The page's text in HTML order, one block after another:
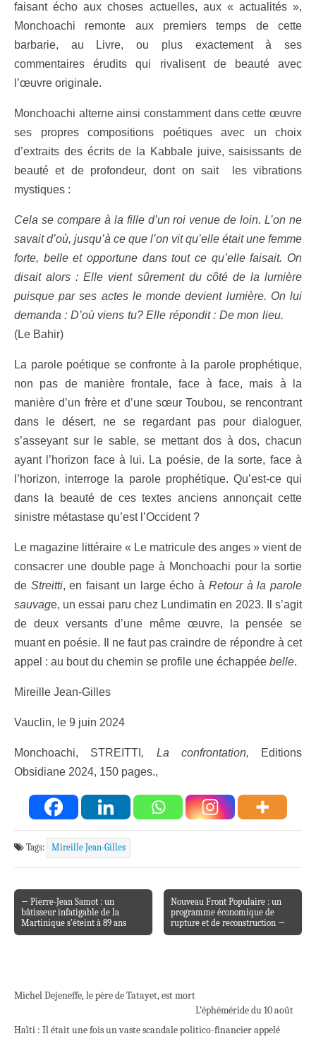
faisant écho aux choses actuelles, aux « actualités »,
Monchoachi remonte aux premiers temps de cette
barbarie, au Livre, ou plus exactement à ses
commentaires érudits qui rivalisent de beauté avec
l’œuvre originale.
Monchoachi alterne ainsi constamment dans cette œuvre
ses propres compositions poétiques avec un choix
d’extraits des écrits de la Kabbale juive, saisissants de
beauté et de profondeur, dont on sait les vibrations
mystiques :
Cela se compare à la fille d’un roi venue de loin. L’on ne
savait d’où, jusqu’à ce que l’on vit qu’elle était une femme
forte, belle et opportune dans tout ce qu’elle faisait. On
disait alors : Elle vient sûrement du côté de la lumière
puisque par ses actes le monde devient lumière. On lui
demanda : D’où viens tu? Elle répondit : De mon lieu.
(Le Bahir)
La parole poétique se confronte à la parole prophétique,
non pas de manière frontale, face à face, mais à la
manière d’un frère et d’une sœur Toubou, se rencontrant
dans le désert, ne se regardant pas pour dialoguer,
s’asseyant sur le sable, se mettant dos à dos, chacun
ayant l’horizon face à lui. La poésie, de la sorte, face à
l’horizon, interroge la parole prophétique. Qu’est-ce qui
dans la beauté de ces textes anciens annonçait cette
sinistre métastase qu’est l’Occident ?
Le magazine littéraire « Le matricule des anges » vient de
consacrer une double page à Monchoachi pour la sortie
de Streitti, en faisant un large écho à Retour à la parole
sauvage, un essai paru chez Lundimatin en 2023. Il s’agit
de deux versants d’une même œuvre, la pensée se
muant en poésie. Il ne faut pas craindre de répondre à cet
appel : au bout du chemin se profile une échappée belle.
Mireille Jean-Gilles
Vauclin, le 9 juin 2024
Monchoachi, STREITTI , La confrontation, Editions
Obsidiane 2024, 150 pages.,
Tags: Mireille Jean-Gilles
Post navigation
← Pierre-Jean Samot : un
bâtisseur infatigable de la
Martinique s’éteint à 89 ans
Nouveau Front Populaire : un
programme économique de
rupture et de reconstruction →
Michel Dejeneffe, le père de Tatayet, est mort
L’éphéméride du 10 août
Haïti : Il était une fois un vaste scandale politico-financier appelé